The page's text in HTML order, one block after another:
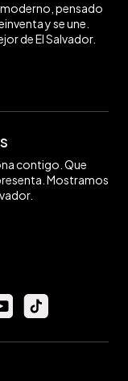
pensado
y se une.
de El Salvador.
contigo. Que
Mostramos